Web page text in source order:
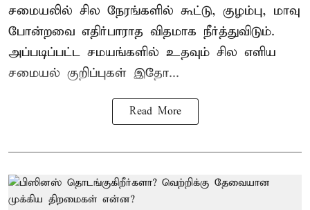
சமையலில் சில நேரங்களில் கூட்டு, குழம்பு, மாவு
போன்றவை எதிர்பாராத விதமாக நீர்த்துவிடும்.
அப்படிப்பட்ட சமயங்களில் உதவும் சில எளிய
சமையல் குறிப்புகள் இதோ...
Read More